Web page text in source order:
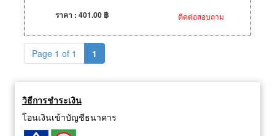
ของรีโมทได้ 3 แบบคือ
1. สั่งงานแบบกดทีนึงติด - กด
ดับ
ราคา : 401.00 ฿ ติดต่อสอบถาม
Page 1 of 1 1
วิธีการชำระเงิน
โอนเงินเข้าบัญชีธนาคาร